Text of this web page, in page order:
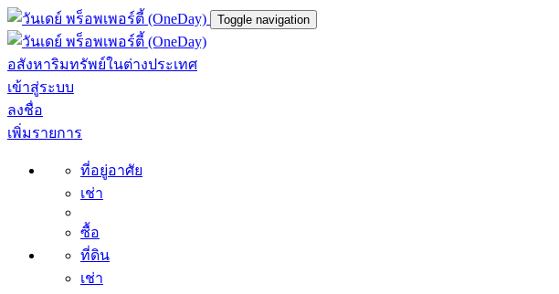
Toggle navigation
อสังหาริมทรัพย์ในต่างประเทศ
เข้าสู่ระบบ
ลงชื่อ
เพิ่มรายการ
ที่อยู่อาศัย
เช่า
ซื้อ
ที่ดิน
เช่า